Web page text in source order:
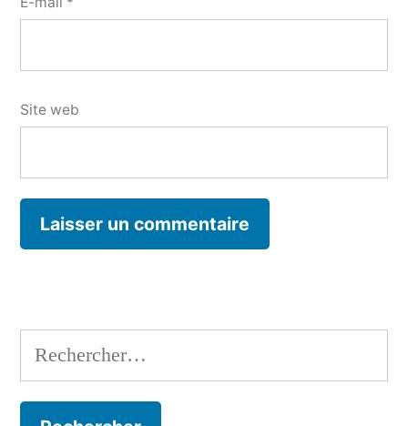
Site web
Rechercher :